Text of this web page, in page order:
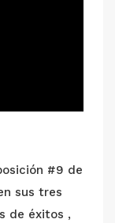
#9 de
sus tres
de éxitos ,